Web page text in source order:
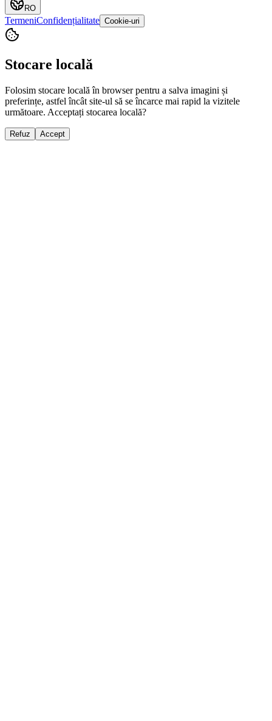
RO
TermeniConfidențialitate Cookie-uri
Stocare locală
Folosim stocare locală în browser pentru a salva imagini și
preferințe, astfel încât site-ul să se încarce mai rapid la vizitele
următoare. Acceptați stocarea locală?
Refuz Accept